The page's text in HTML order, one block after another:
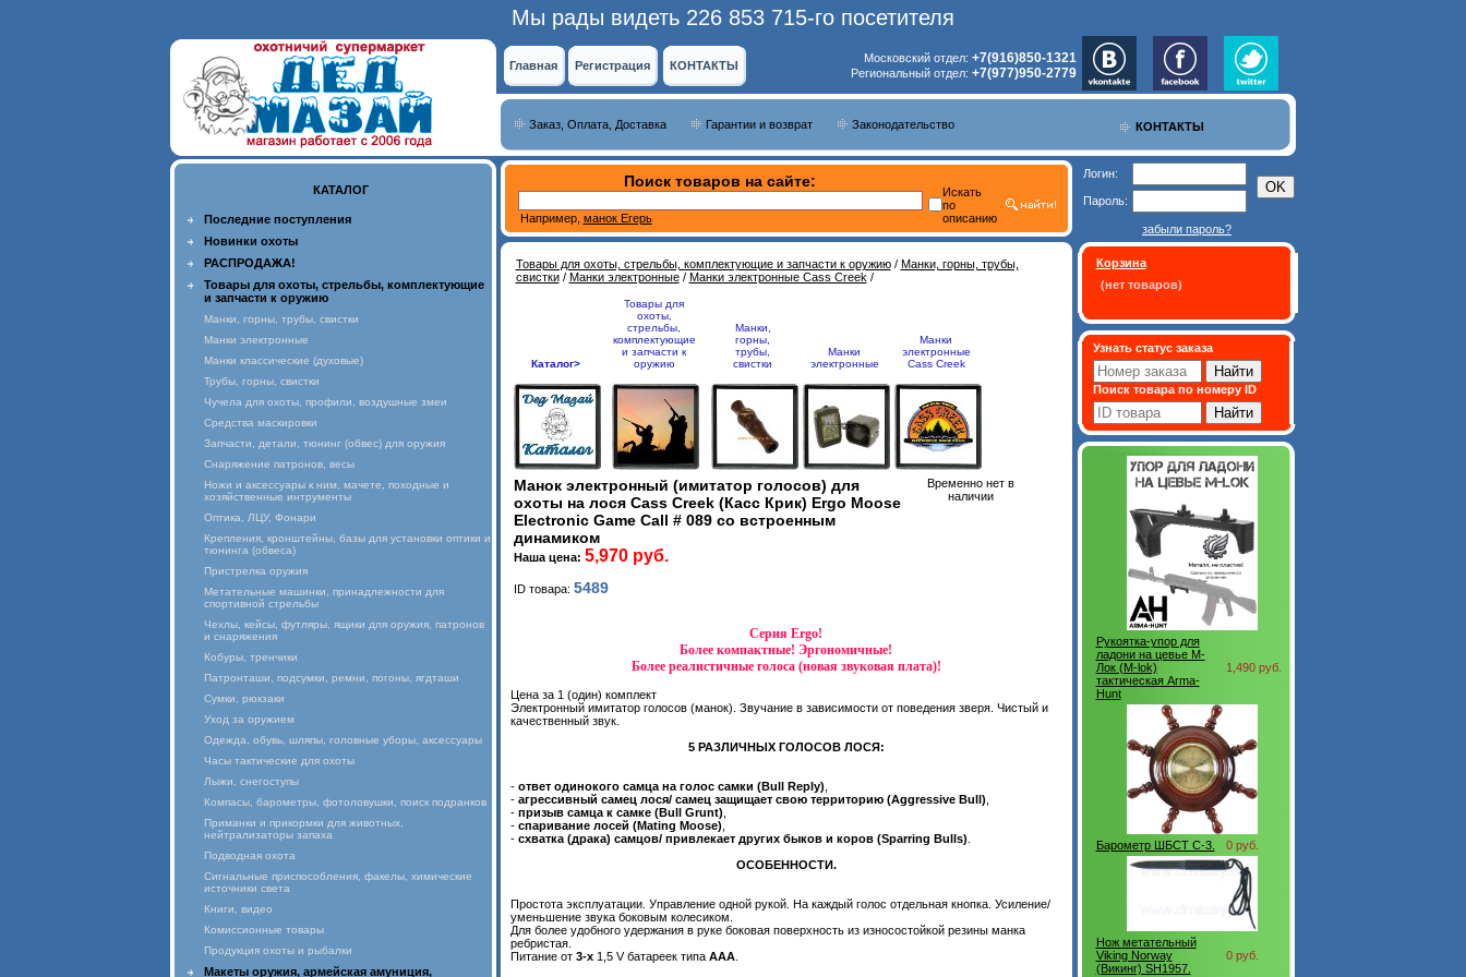
Мы рады видеть 226 853 715-го посетителя
Главная Регистрация КОНТАКТЫ
Московский отдел: +7(916)850-1321
Региональный отдел: +7(977)950-2779
КОНТАКТЫ
Заказ, Оплата, Доставка Гарантии и возврат Законодательство
КАТАЛОГ
Последние поступления
Новинки охоты
РАСПРОДАЖА!
Товары для охоты, стрельбы, комплектующие
и запчасти к оружию
Манки, горны, трубы, свистки
Манки электронные
Манки классические (духовые)
Трубы, горны, свистки
Чучела для охоты, профили, воздушные змеи
Средства маскировки
Запчасти, детали, тюнинг (обвес) для оружия
Снаряжение патронов, весы
Ножи и аксессуары к ним, мачете, походные и
хозяйственные интрументы
Оптика, ЛЦУ, Фонари
Крепления, кронштейны, базы для установки оптики и
тюнинга (обвеса)
Пристрелка оружия
Метательные машинки, принадлежности для
спортивной стрельбы
Чехлы, кейсы, футляры, ящики для оружия, патронов
и снаряжения
Кобуры, тренчики
Патронташи, подсумки, ремни, погоны, ягдташи
Сумки, рюкзаки
Уход за оружием
Одежда, обувь, шляпы, головные уборы, аксессуары
Часы тактические для охоты
Лыжи, снегоступы
Компасы, барометры, фотоловушки, поиск подранков
Приманки и прикормки для животных,
нейтрализаторы запаха
Подводная охота
Сигнальные приспособления, факелы, химические
источники света
Книги, видео
Комиссионные товары
Продукция охоты и рыбалки
Макеты оружия, армейская амуниция,
Поиск товаров на сайте:
Например, манок Егерь
Искать
по
описанию
Товары для охоты, стрельбы, комплектующие и запчасти к оружию/ Манки, горны, трубы,
свистки/ Манки электронные/ Манки электронные Cass Creek /
Каталог>
Товары для
охоты,
стрельбы,
комплектующие
и запчасти к
оружию
Манки,
горны,
трубы,
свистки
Манки
электронные
Манки
электронные
Cass Creek
Манок электронный (имитатор голосов) для
охоты на лося Cass Creek (Касс Крик) Ergo Moose
Electronic Game Call # 089 со встроенным
динамиком
Наша цена: 5,970 руб.
ID товара: 5489
Временно нет в
наличии
Серия Ergo!
Более компактные! Эргономичные!
Более реалистичные голоса (новая звуковая плата)!
Цена за 1 (один) комплект
Электронный имитатор голосов (манок). Звучание в зависимости от поведения зверя. Чистый и
качественный звук.
5 РАЗЛИЧНЫХ ГОЛОСОВ ЛОСЯ:
- ответ одинокого самца на голос самки (Bull Reply)
- агрессивный самец лося/ самец защищает свою территорию (Aggressive Bull)
- призыв самца к самке (Bull Grunt)
- спаривание лосей (Mating Moose)
- схватка (драка) самцов/ привлекает других быков и коров (Sparring Bulls)
ОСОБЕННОСТИ.
Простота эксплуатации. Управление одной рукой. На каждый голос отдельная кнопка. Усиление/
уменьшение звука боковым колесиком.
Для более удобного удержания в руке боковая поверхность из износостойкой резины манка
ребристая.
Питание от 3-х1,5 V батареек типа ААА.
Логин:
Пароль:
забыли пароль?
Корзина
(нет товаров)
Узнать статус заказа
Поиск товара по номеру ID
Рукоятка-упор для
ладони на цевье М-
Лок (M-lok)
тактическая Arma-
Hunt
1,490 руб.
Барометр ШБСТ С-3. 0 руб.
Нож метательный
Viking Norway
(Викинг) SH1957.
0 руб.